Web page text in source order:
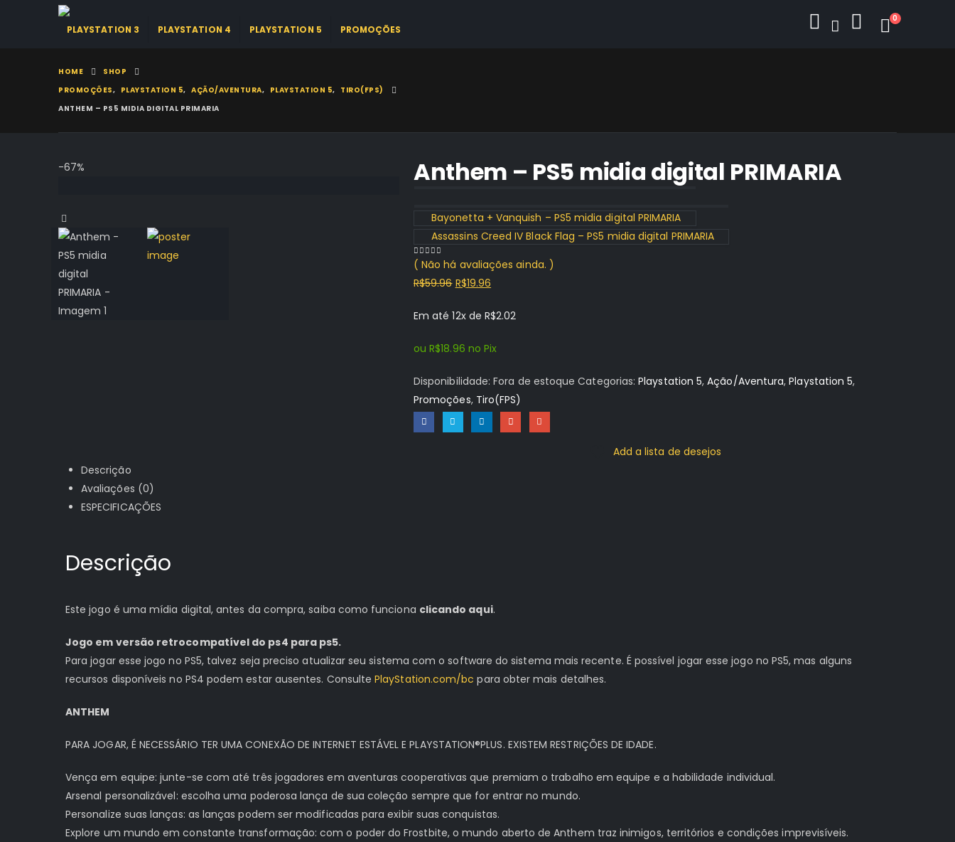
PLAYSTATION 3 PLAYSTATION 4 PLAYSTATION 5 PROMOÇÕES
0
HOME
SHOP
PROMOÇÕES, PLAYSTATION 5, AÇÃO/AVENTURA, PLAYSTATION 5, TIRO(FPS)
ANTHEM – PS5 MIDIA DIGITAL PRIMARIA
-67% Anthem – PS5 midia digital PRIMARIA
Bayonetta + Vanquish – PS5 midia digital PRIMARIA
Assassins Creed IV Black Flag – PS5 midia digital PRIMARIA
0 out of 5
( Não há avaliações ainda. )
R$59.96 O
original
R$59.96.
R$19.96
atual
R$19.96.
Em até 12x de R$2.02
ou R$18.96 no Pix
Disponibilidade:Fora de estoque Categorias:Playstation 5,Ação/Aventura,Playstation 5,
Promoções, Tiro(FPS)
Add a lista de desejos
Descrição
Avaliações (0)
ESPECIFICAÇÕES
Descrição
Este jogo é uma mídia digital, antes da compra, saiba como funciona clicando aqui.
Jogo em versão retrocompatível do ps4 para ps5.
Para jogar esse jogo no PS5, talvez seja preciso atualizar seu sistema com o software do sistema mais recente. É possível jogar esse jogo no PS5, mas alguns
recursos disponíveis no PS4 podem estar ausentes. ConsultePlayStation.com/bc para obter mais detalhes.
ANTHEM
PARA JOGAR, É NECESSÁRIO TER UMA CONEXÃO DE INTERNET ESTÁVEL E PLAYSTATION®PLUS. EXISTEM RESTRIÇÕES DE IDADE.
Vença em equipe: junte-se com até três jogadores em aventuras cooperativas que premiam o trabalho em equipe e a habilidade individual.
Arsenal personalizável: escolha uma poderosa lança de sua coleção sempre que for entrar no mundo.
Personalize suas lanças: as lanças podem ser modificadas para exibir suas conquistas.
Explore um mundo em constante transformação: com o poder do Frostbite, o mundo aberto de Anthem traz inimigos, territórios e condições imprevisíveis.